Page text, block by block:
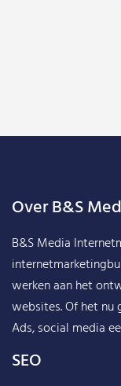
Over B&S
B&S Media
werken aan het
websites. Of het nu
Ads, social media
SEO